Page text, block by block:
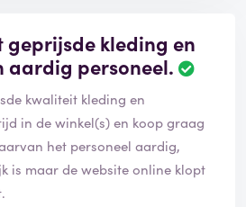
geprijsde kleding en
aardig personeel.
kwaliteit kleding en
in de winkel(s) en koop graag
het personeel aardig,
is maar de website online klopt